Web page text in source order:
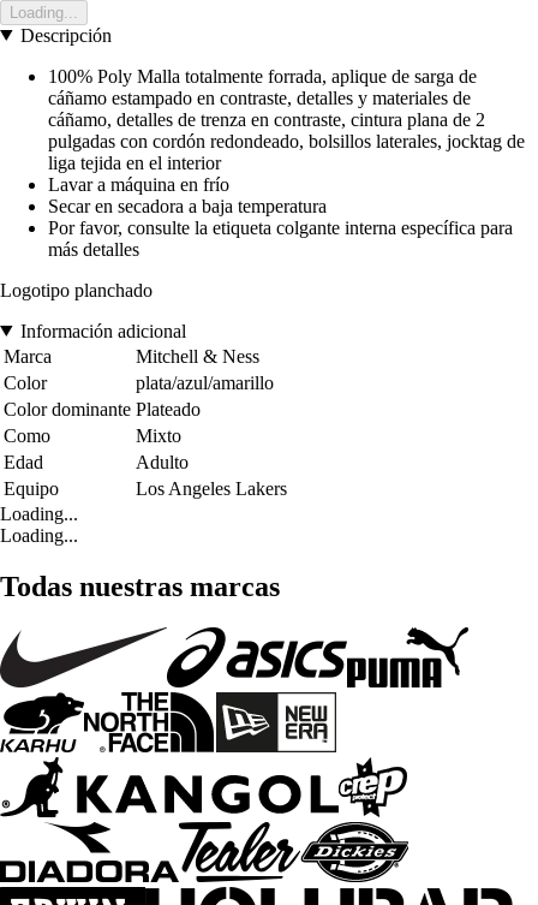
Loading...
Descripción
100% Poly Malla totalmente forrada, aplique de sarga de
cáñamo estampado en contraste, detalles y materiales de
cáñamo, detalles de trenza en contraste, cintura plana de 2
pulgadas con cordón redondeado, bolsillos laterales, jocktag de
liga tejida en el interior
Lavar a máquina en frío
Secar en secadora a baja temperatura
Por favor, consulte la etiqueta colgante interna específica para
más detalles
Logotipo planchado
Información adicional
Marca
Mitchell & Ness
Color
plata/azul/amarillo
Color dominante Plateado
Como
Mixto
Edad
Adulto
Equipo
Los Angeles Lakers
Loading...
Loading...
Todas nuestras marcas